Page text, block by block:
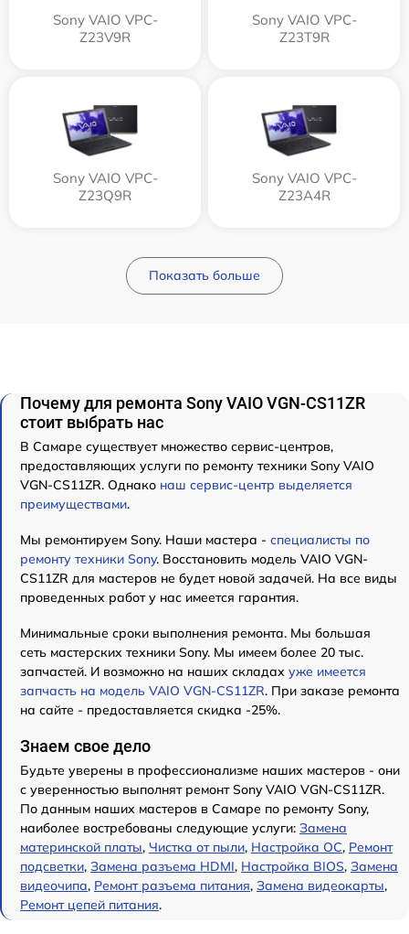
Sony VAIO VPC-
Z23V9R
Sony VAIO VPC-
Z23T9R
Sony VAIO VPC-
Z23Q9R
Sony VAIO VPC-
Z23A4R
Показать больше
Почему для ремонта Sony VAIO VGN-CS11ZR
стоит выбрать нас
В Самаре существует множество сервис-центров,
предоставляющих услуги по ремонту техники Sony VAIO
VGN-CS11ZR. Однако наш сервис-центр выделяется
преимуществами.
Мы ремонтируем Sony. Наши мастера - специалисты по
ремонту техники Sony. Восстановить модель VAIO VGN-
CS11ZR для мастеров не будет новой задачей. На все виды
проведенных работ у нас имеется гарантия.
Минимальные сроки выполнения ремонта. Мы большая
сеть мастерских техники Sony. Мы имеем более 20 тыс.
запчастей. И возможно на наших складах уже имеется
запчасть на модель VAIO VGN-CS11ZR. При заказе ремонта
на сайте - предоставляется скидка -25%.
Знаем свое дело
Будьте уверены в профессионализме наших мастеров - они
с уверенностью выполнят ремонт Sony VAIO VGN-CS11ZR.
По данным наших мастеров в Самаре по ремонту Sony,
наиболее востребованы следующие услуги: Замена
материнской платы, Чистка от пыли, Настройка ОС, Ремонт
подсветки, Замена разъема HDMI, Настройка BIOS, Замена
видеочипа, Ремонт разъема питания, Замена видеокарты,
Ремонт цепей питания.